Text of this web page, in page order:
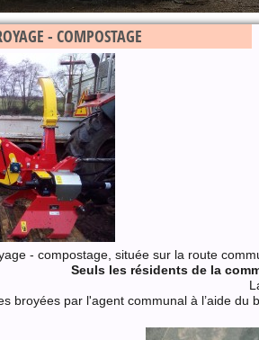
- COMPOSTAGE
- compostage, située sur la route
Seuls les résidents de la
broyées par l'agent communal à l’aide